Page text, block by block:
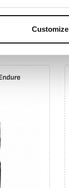
Customize